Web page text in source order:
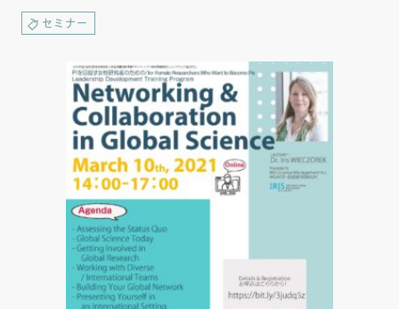
セミナー